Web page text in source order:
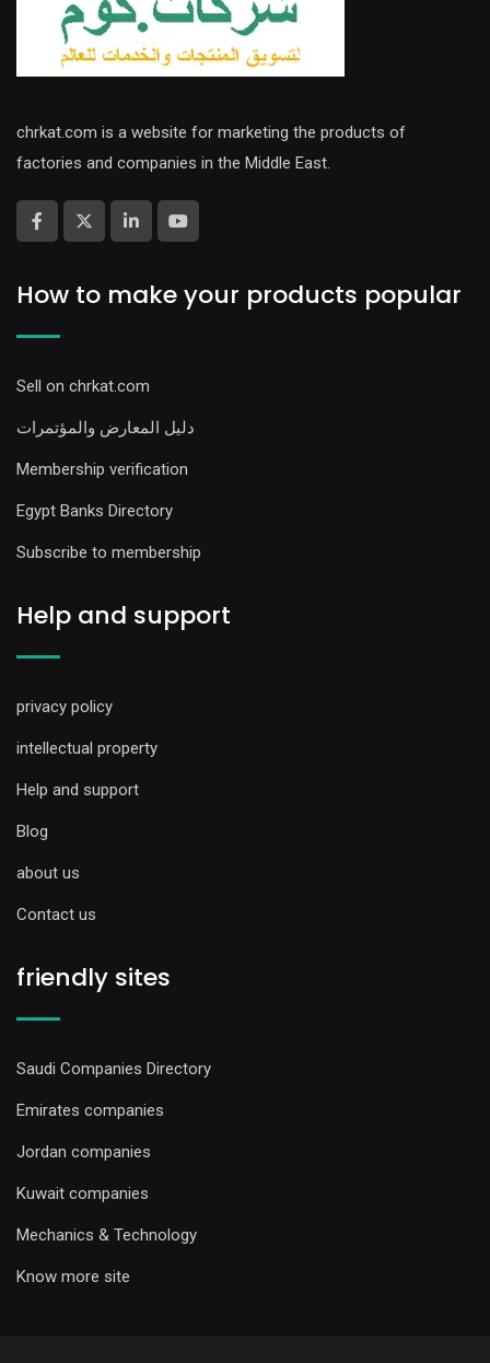
chrkat.com is a website for marketing the products of
factories and companies in the Middle East.
How to make your products popular
Sell on chrkat.com
دليل المعارض والمؤتمرات
Membership verification
Egypt Banks Directory
Subscribe to membership
Help and support
privacy policy
intellectual property
Help and support
Blog
about us
Contact us
friendly sites
Saudi Companies Directory
Emirates companies
Jordan companies
Kuwait companies
Mechanics & Technology
Know more site